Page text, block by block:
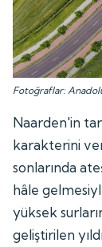
Fotoğraflar:
Naarden'in
karakterini
sonlarında
hâle
yüksek
geliştirilen